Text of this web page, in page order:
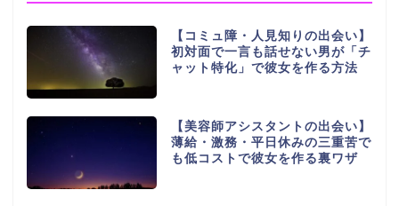
【コミュ障・人見知りの出会い】
初対面で一言も話せない男が「チ
ャット特化」で彼女を作る方法
【美容師アシスタントの出会い】
薄給・激務・平日休みの三重苦で
も低コストで彼女を作る裏ワザ